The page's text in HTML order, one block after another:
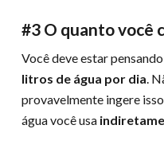
#3 O quanto você
Você deve estar
litros de água por dia.
provavelmente ingere
água você usa